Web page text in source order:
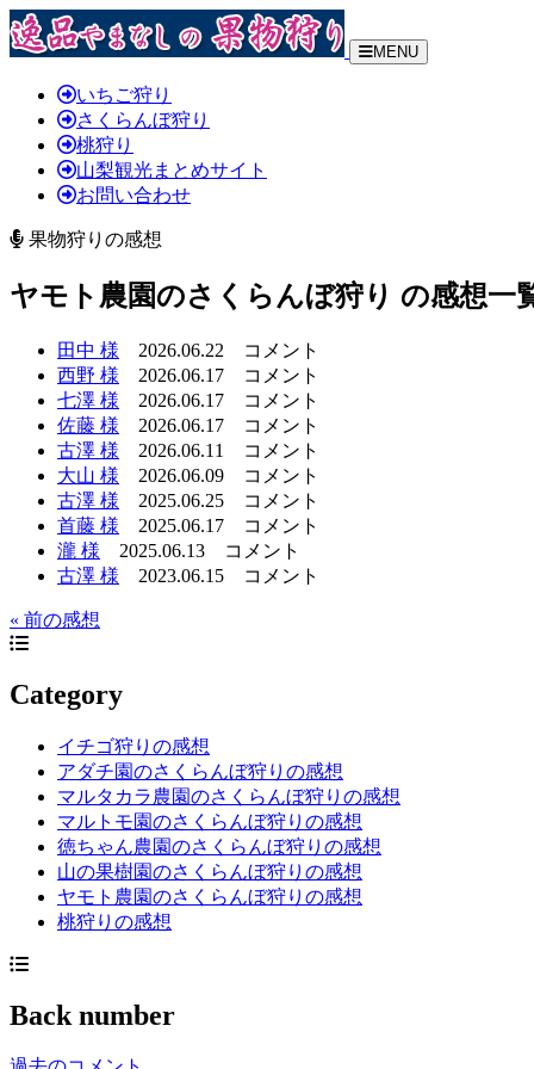
MENU
いちご狩り
さくらんぼ狩り
桃狩り
山梨観光まとめサイト
お問い合わせ
果物狩りの感想
ヤモト農園のさくらんぼ狩り の感想一
田中 様 2026.06.22 コメント
西野 様
2026.06.17 コメント
七澤 様
2026.06.17 コメント
佐藤 様
2026.06.17 コメント
古澤 様
2026.06.11
コメント
大山 様
2026.06.09 コメント
古澤 様
2025.06.25 コメント
首藤 様
2025.06.17 コメント
瀧 様
2025.06.13 コメント
古澤 様
2023.06.15 コメント
« 前の感想
Category
イチゴ狩りの感想
アダチ園のさくらんぼ狩りの感想
マルタカラ農園のさくらんぼ狩りの感想
マルトモ園のさくらんぼ狩りの感想
徳ちゃん農園のさくらんぼ狩りの感想
山の果樹園のさくらんぼ狩りの感想
ヤモト農園のさくらんぼ狩りの感想
桃狩りの感想
Back number